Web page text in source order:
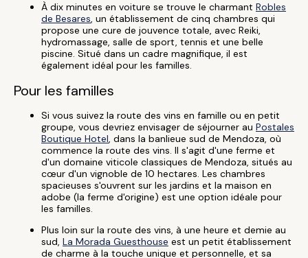
À dix minutes en voiture se trouve le charmant Robles
de Besares, un établissement de cinq chambres qui
propose une cure de jouvence totale, avec Reiki,
hydromassage, salle de sport, tennis et une belle
piscine. Situé dans un cadre magnifique, il est
également idéal pour les familles.
Pour les familles
Si vous suivez la route des vins en famille ou en petit
groupe, vous devriez envisager de séjourner au Postales
Boutique Hotel, dans la banlieue sud de Mendoza, où
commence la route des vins. Il s'agit d'une ferme et
d'un domaine viticole classiques de Mendoza, situés au
cœur d'un vignoble de 10 hectares. Les chambres
spacieuses s'ouvrent sur les jardins et la maison en
adobe (la ferme d'origine) est une option idéale pour
les familles.
Plus loin sur la route des vins, à une heure et demie au
sud, La Morada Guesthouse est un petit établissement
de charme à la touche unique et personnelle, et sa